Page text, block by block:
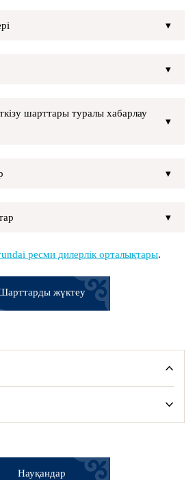
шарттары туралы хабарлау
ресми дилерлік орталықтары.
жүктеу
Науқандар